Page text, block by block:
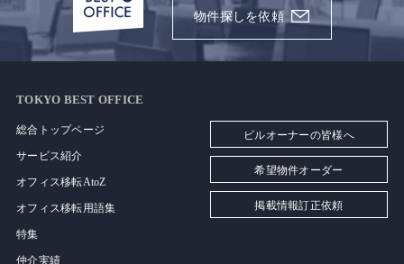
物件探しを依頼
TOKYO BEST OFFICE
総合トップページ
サービス紹介
オフィス移転AtoZ
オフィス移転用語集
特集
仲介実績
ビルオーナーの皆様へ
希望物件オーダー
掲載情報訂正依頼